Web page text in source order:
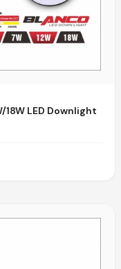
18W LED Downlight